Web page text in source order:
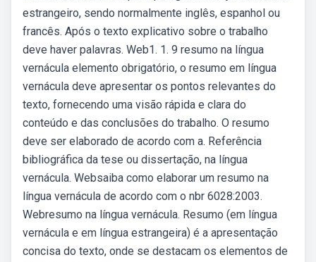
estrangeiro, sendo normalmente inglês, espanhol ou
francês. Após o texto explicativo sobre o trabalho
deve haver palavras. Web1. 1. 9 resumo na língua
vernácula elemento obrigatório, o resumo em língua
vernácula deve apresentar os pontos relevantes do
texto, fornecendo uma visão rápida e clara do
conteúdo e das conclusões do trabalho. O resumo
deve ser elaborado de acordo com a. Referência
bibliográfica da tese ou dissertação, na língua
vernácula. Websaiba como elaborar um resumo na
língua vernácula de acordo com o nbr 6028:2003.
Webresumo na língua vernácula. Resumo (em língua
vernácula e em língua estrangeira) é a apresentação
concisa do texto, onde se destacam os elementos de